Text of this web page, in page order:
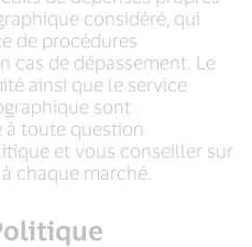
considéré, qui
de procédures
cas de dépassement. Le
ainsi que le service
sont
toute question
et vous conseiller sur
chaque marché.